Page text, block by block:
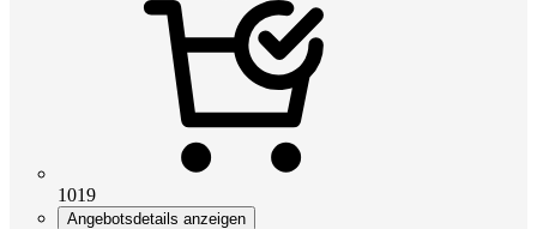
1019
Angebotsdetails anzeigen